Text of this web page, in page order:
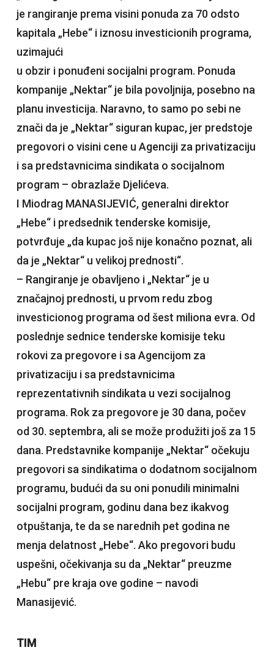
je rangiranje prema visini ponuda za 70 odsto
kapitala „Hebe“ i iznosu investicionih programa,
uzimajući
u obzir i ponuđeni socijalni program. Ponuda
kompanije „Nektar“ je bila povoljnija, posebno na
planu investicija. Naravno, to samo po sebi ne
znači da je „Nektar“ siguran kupac, jer predstoje
pregovori o visini cene u Agenciji za privatizaciju
i sa predstavnicima sindikata o socijalnom
program – obrazlaže Djelićeva.
I Miodrag MANASIJEVIĆ, generalni direktor
„Hebe“ i predsednik tenderske komisije,
potvrđuje „da kupac još nije konačno poznat, ali
da je „Nektar“ u velikoj prednosti“.
– Rangiranje je obavljeno i „Nektar“ je u
značajnoj prednosti, u prvom redu zbog
investicionog programa od šest miliona evra. Od
poslednje sednice tenderske komisije teku
rokovi za pregovore i sa Agencijom za
privatizaciju i sa predstavnicima
reprezentativnih sindikata u vezi socijalnog
programa. Rok za pregovore je 30 dana, počev
od 30. septembra, ali se može produžiti još za 15
dana. Predstavnike kompanije „Nektar“ očekuju
pregovori sa sindikatima o dodatnom socijalnom
programu, budući da su oni ponudili minimalni
socijalni program, godinu dana bez ikakvog
otpuštanja, te da se narednih pet godina ne
menja delatnost „Hebe“. Ako pregovori budu
uspešni, očekivanja su da „Nektar“ preuzme
„Hebu“ pre kraja ove godine – navodi
Manasijević.
TIM